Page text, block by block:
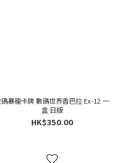
暴龍卡牌 數碼世界香巴拉 Ex-12 一
盒 日版
HK$350.00